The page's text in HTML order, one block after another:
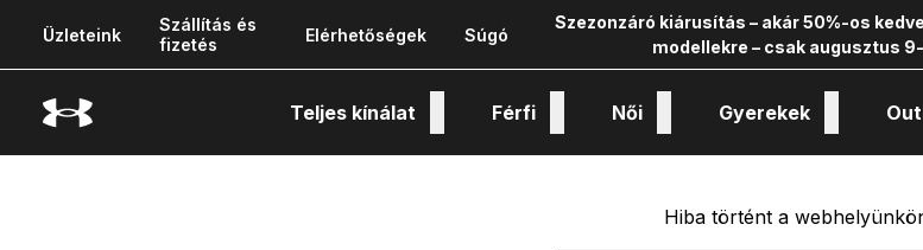
Üzleteink
Szállítás és
fizetés
Elérhetőségek Súgó
Szezonzáró kiárusítás – akár 50%-os
modellekre – csak augusztus
Teljes kínálat Férfi Női Gyerekek
Hiba történt a